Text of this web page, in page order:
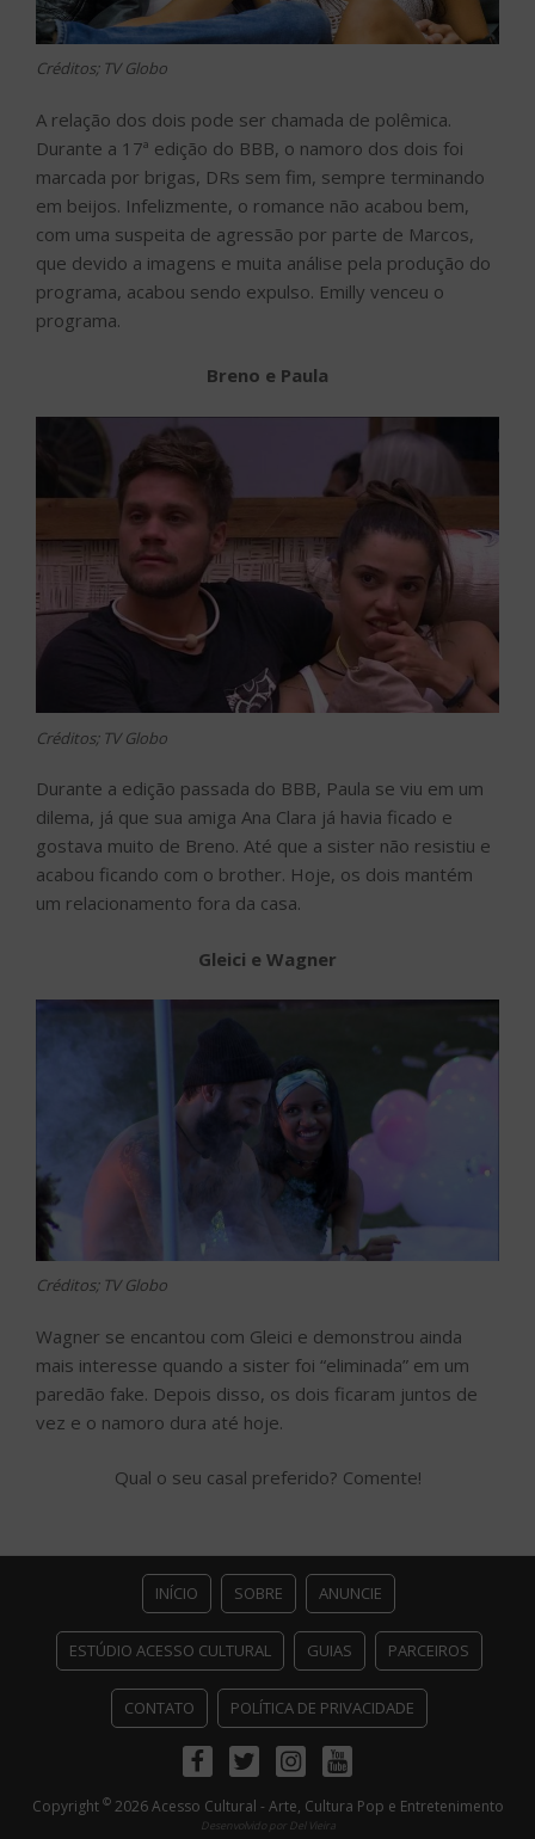
Créditos; TV Globo
A relação dos dois pode ser chamada de polêmica.
Durante a 17ª edição do BBB, o namoro dos dois foi
marcada por brigas, DRs sem fim, sempre terminando
em beijos. Infelizmente, o romance não acabou bem,
com uma suspeita de agressão por parte de Marcos,
que devido a imagens e muita análise pela produção do
programa, acabou sendo expulso. Emilly venceu o
programa.
Breno e Paula
Créditos; TV Globo
Durante a edição passada do BBB, Paula se viu em um
dilema, já que sua amiga Ana Clara já havia ficado e
gostava muito de Breno. Até que a sister não resistiu e
acabou ficando com o brother. Hoje, os dois mantém
um relacionamento fora da casa.
Gleici e Wagner
Créditos; TV Globo
Wagner se encantou com Gleici e demonstrou ainda
mais interesse quando a sister foi “eliminada” em um
paredão fake. Depois disso, os dois ficaram juntos de
vez e o namoro dura até hoje.
Qual o seu casal preferido? Comente!
INÍCIO SOBRE ANUNCIE
ESTÚDIO ACESSO CULTURAL GUIAS PARCEIROS
CONTATO POLÍTICA DE PRIVACIDADE
FacebookTwitterInstagramYoutube
Copyright ©2026 Acesso Cultural - Arte, Cultura Pop e Entretenimento
Desenvolvido por Del Vieira